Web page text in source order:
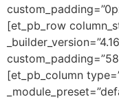
[et_pb_row
[et_pb_column